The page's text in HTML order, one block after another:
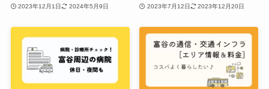
2023年12月1日 2024年5月9日 2023年7月12日 2023年12月20日